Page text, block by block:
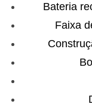
Bateria
Faixa